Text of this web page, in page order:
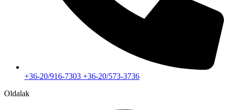
+36-20/916-7303 +36-20/573-3736
Oldalak